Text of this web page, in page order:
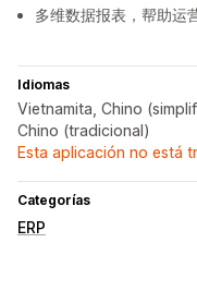
多维数据报表，帮助运
Idiomas
Vietnamita, Chino
Chino (tradicional)
Esta aplicación no está
Categorías
ERP